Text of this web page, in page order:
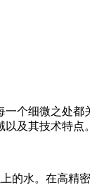
个细微之处都
及其技术特点。
的水。在高精